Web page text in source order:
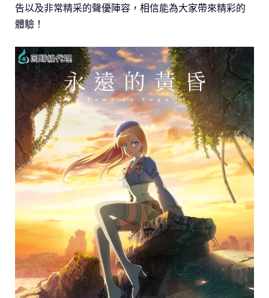
告以及非常精采的聲優陣容，相信能為大家帶來精彩的
體驗！